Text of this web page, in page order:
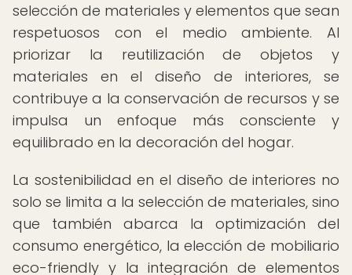
selección de materiales y elementos que sean
respetuosos con el medio ambiente. Al
priorizar la reutilización de objetos y
materiales en el diseño de interiores, se
contribuye a la conservación de recursos y se
impulsa un enfoque más consciente y
equilibrado en la decoración del hogar.
La sostenibilidad en el diseño de interiores no
solo se limita a la selección de materiales, sino
que también abarca la optimización del
consumo energético, la elección de mobiliario
eco-friendly y la integración de elementos